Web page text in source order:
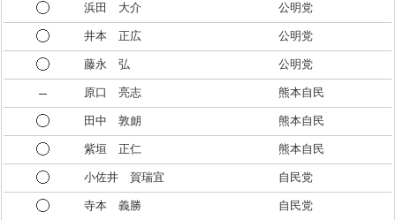
浜田 大介 公明党
井本 正広 公明党
藤永 弘 公明党
原口 亮志 熊本自民
田中 敦朗 熊本自民
紫垣 正仁 熊本自民
小佐井 賀瑞宜 自民党
寺本 義勝 自民党